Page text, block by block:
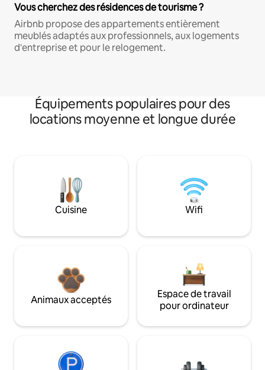
Vous cherchez des résidences de tourisme ?
Airbnb propose des appartements entièrement
meublés adaptés aux professionnels, aux logements
d'entreprise et pour le relogement.
Équipements populaires pour des
locations moyenne et longue durée
Cuisine Wifi
Animaux acceptés
Espace de travail
pour ordinateur